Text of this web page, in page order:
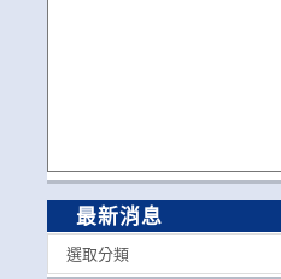
最新消息
選取分類